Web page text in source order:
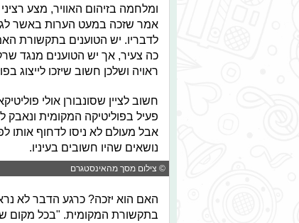
ומלחמה בזיהום האוויר, מצע
אמר שזכה במעט הערות באשר
לדבריו. יש הטוענים בתקשורת
כה צעיר, אך יש הטוענים מנגד
ראויה ושלכן חשוב שיזכו לייצוג
חשוב לציין שסונבורן אולי
פעיל בפוליטיקה המקומית ונאבק
אבל מעולם לא ניסו לדחוף אותו
נושאים שהיו חשובים בעיניו.
© צילום מסך מהאינסטגרם
האם הוא יזכה? כרגע הדבר לא
בתקשורת המקומית. "בכל מקום